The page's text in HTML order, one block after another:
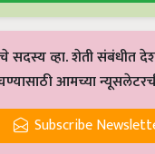
व्हा. शेती संबंधीत
आमच्या
Subscribe